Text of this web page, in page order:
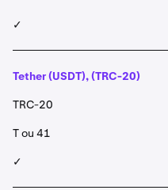
✓
Tether (USDT), (TRC-20)
TRC-20
T ou 41
✓